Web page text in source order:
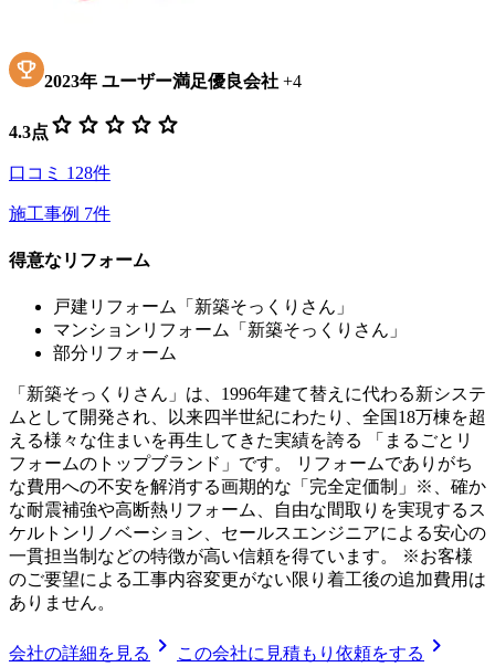
2023年 ユーザー満足優良会社 +4
4.3点 star star star star star
口コミ 128件
施工事例 7件
得意なリフォーム
戸建リフォーム「新築そっくりさん」
マンションリフォーム「新築そっくりさん」
部分リフォーム
「新築そっくりさん」は、1996年建て替えに代わる新システ
ムとして開発され、以来四半世紀にわたり、全国18万棟を超
える様々な住まいを再生してきた実績を誇る 「まるごとリ
フォームのトップブランド」です。 リフォームでありがち
な費用への不安を解消する画期的な「完全定価制」※、確か
な耐震補強や高断熱リフォーム、自由な間取りを実現するス
ケルトンリノベーション、セールスエンジニアによる安心の
一貫担当制などの特徴が高い信頼を得ています。 ※お客様
のご要望による工事内容変更がない限り着工後の追加費用は
ありません。
会社の詳細を見る chevron_right この会社に見積もり依頼をする chevron_right